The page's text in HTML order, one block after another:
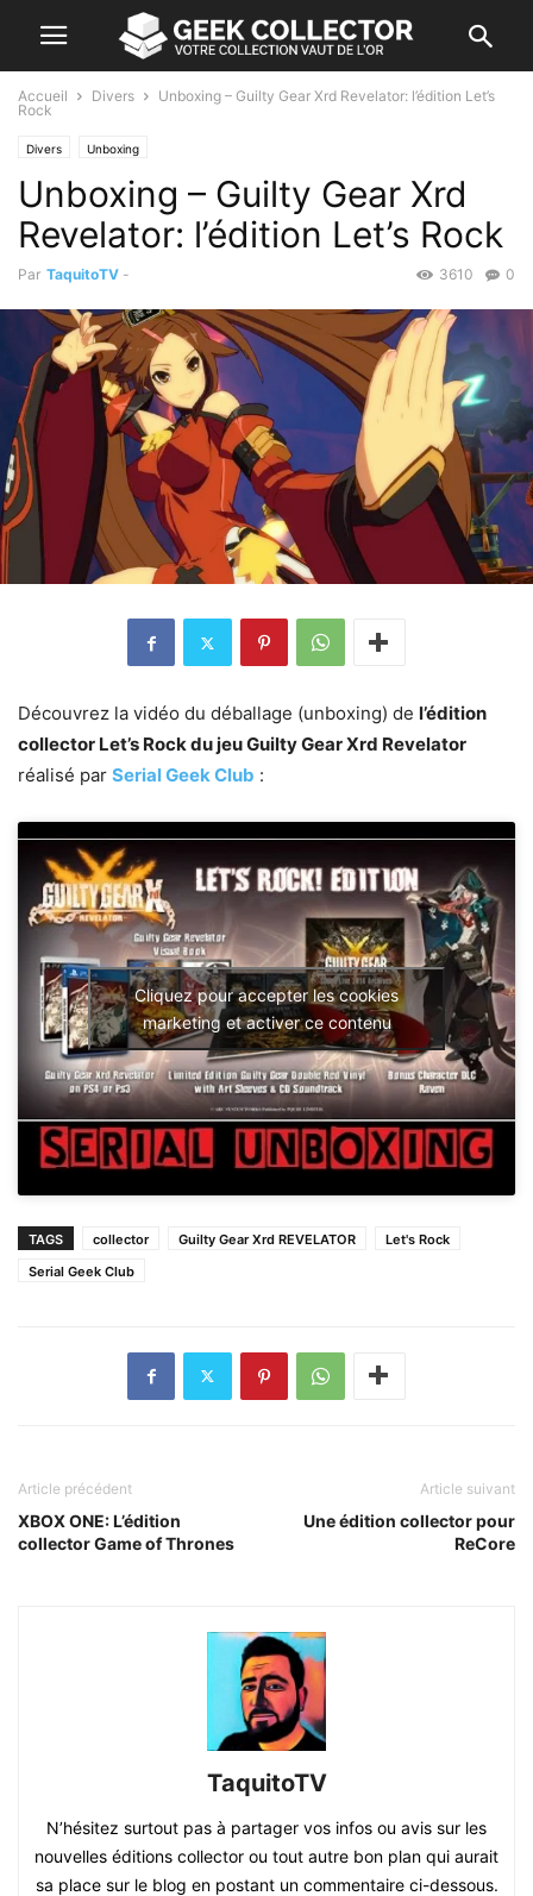
Accueil Divers
Unboxing – Guilty Gear Xrd Revelator: l’édition Let’s
Rock
Divers Unboxing
Unboxing – Guilty Gear Xrd
Revelator: l’édition Let’s Rock
Par TaquitoTV - 0
3610
Découvrez la vidéo du déballage (unboxing) de l’édition
collector Let’s Rock du jeu Guilty Gear Xrd Revelator
réalisé par Serial Geek Club :
Cliquez pour accepter les cookies
marketing et activer ce contenu
TAGS collector Guilty Gear Xrd REVELATOR
Let's Rock
Serial Geek Club
Article précédent
XBOX ONE: L’édition
collector Game of Thrones
Article suivant
Une édition collector pour
ReCore
TaquitoTV
N’hésitez surtout pas à partager vos infos ou avis sur les
nouvelles éditions collector ou tout autre bon plan qui aurait
sa place sur le blog en postant un commentaire ci-dessous.